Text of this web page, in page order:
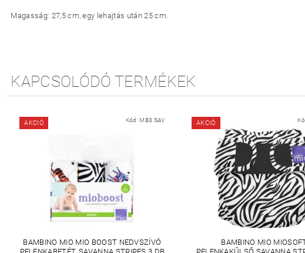
Magasság: 27,5 cm, egy lehajtás után 25 cm.
KAPCSOLÓDÓ TERMÉKEK
AKCIÓ Kód: MB3 SAV
BAMBINO MIO MIO BOOST NEDVSZÍVÓ
AKCIÓ
BAMBINO MIO